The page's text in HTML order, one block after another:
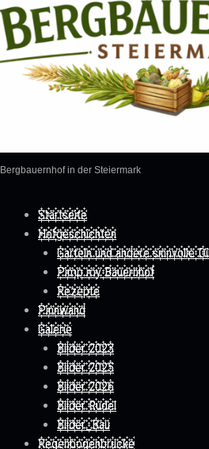
Bergbauernhof in der Steiermark
Skip to content
Startseite
Hofgeschichten
Garteln und andere sinnvolle
Pimp my Bauernhof
Rezepte
Pinnwand
Galerie
Bilder 2023
Bilder 2025
Bilder 2026
Bilder Rudel
Bilder_Bau
Regenbogenbrücke